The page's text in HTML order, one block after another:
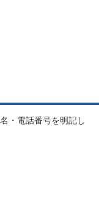
・電話番号を明記し